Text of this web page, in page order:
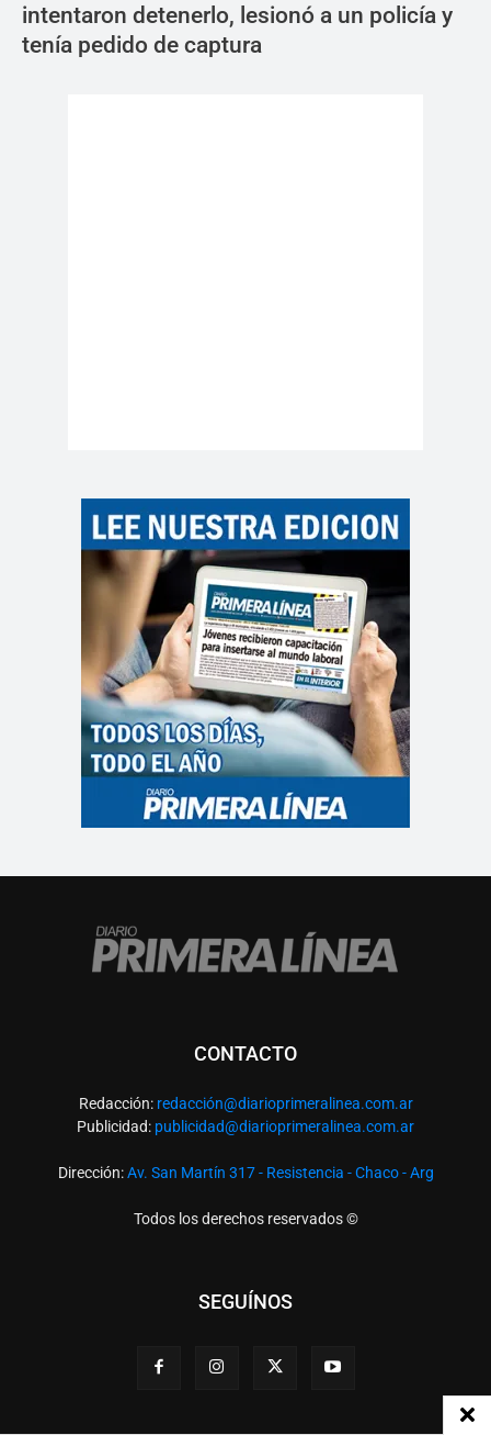
intentaron detenerlo, lesionó a un policía y
tenía pedido de captura
CONTACTO
Redacción: redacción@diarioprimeralinea.com.ar
Publicidad: publicidad@diarioprimeralinea.com.ar
Dirección:Av. San Martín 317 - Resistencia - Chaco - Arg
Todos los derechos reservados ©
SEGUÍNOS